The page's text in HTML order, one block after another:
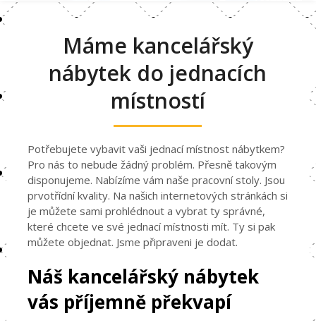
Máme kancelářský
nábytek do jednacích
místností
Potřebujete vybavit vaši jednací místnost nábytkem?
Pro nás to nebude žádný problém. Přesně takovým
disponujeme. Nabízíme vám naše pracovní stoly. Jsou
prvotřídní kvality. Na našich internetových stránkách si
je můžete sami prohlédnout a vybrat ty správné,
které chcete ve své jednací místnosti mít. Ty si pak
můžete objednat. Jsme připraveni je dodat.
Náš kancelářský nábytek
vás příjemně překvapí